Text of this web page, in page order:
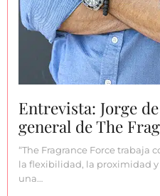
Entrevista: Jorge
general de The
“The Fragrance Force trabaja
la flexibilidad, la proximidad
una…